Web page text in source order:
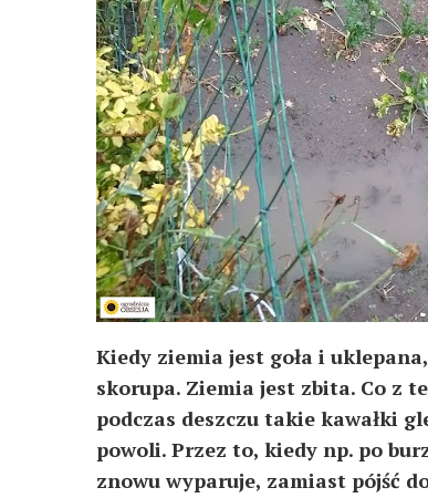
Kiedy ziemia jest goła i
skorupa. Ziemia jest zbita. Co z
podczas deszczu takie kawałki
powoli. Przez to, kiedy np. po
znowu wyparuje, zamiast pójść